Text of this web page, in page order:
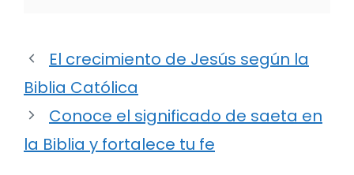
El crecimiento de Jesús según la
Biblia Católica
Conoce el significado de saeta en
la Biblia y fortalece tu fe